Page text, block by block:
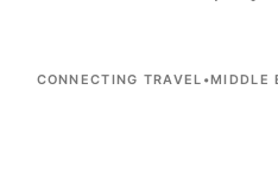
CONNECTING TRAVEL •MIDDLE